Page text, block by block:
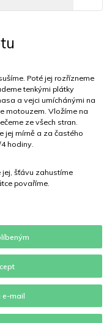
401 mg
mg
1.1 mg
1.4 mg
Poté jej rozřízneme
tenkými plátky
a vejci umíchánými na
motouzem. Vložíme na
ze všech stran.
jej mírně a za častého
hodiny.
jej, šťávu zahustíme
povaříme.
e-mail